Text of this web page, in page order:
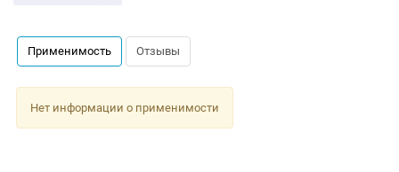
Применимость Отзывы
Нет информации о применимости